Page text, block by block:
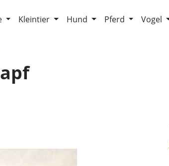
Kleintier Hund Pferd Vogel